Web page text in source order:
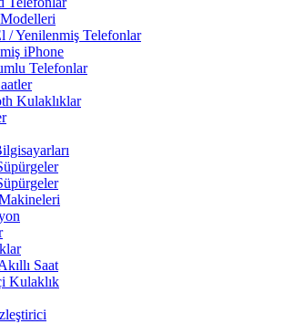
/ Yenilenmiş Telefonlar
iPhone
Telefonlar
Kulaklıklar
Saat
Kulaklık